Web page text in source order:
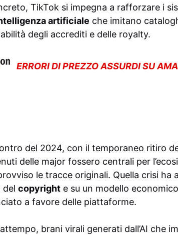
TikTok si impegna a rafforzare i
artificiale che imitano
degli accrediti e delle royalty.
ERRORI DI PREZZO ASSURDI SU
del 2024, con il temporaneo ritiro
delle major fossero centrali per
le tracce originali. Quella crisi
del copyright e su un modello
a favore delle piattaforme.
brani virali generati dall’AI che